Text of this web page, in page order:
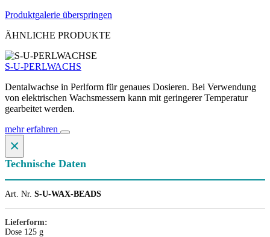
Produktgalerie überspringen
ÄHNLICHE PRODUKTE
S-U-PERLWACHS
Dentalwachse in Perlform für genaues Dosieren. Bei Verwendung
von elektrischen Wachsmessern kann mit geringerer Temperatur
gearbeitet werden.
mehr erfahren
×
Technische Daten
Art. Nr. S-U-WAX-BEADS
Lieferform:
Dose 125 g